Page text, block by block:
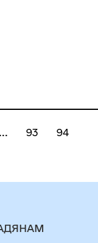
... 93 94